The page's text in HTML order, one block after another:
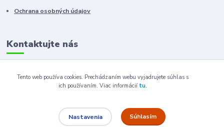
Ochrana osobných údajov
Kontaktujte nás
+421 910 222 333
+421 52 788 46 41
sales@elron.eu.sk
Tento web používa cookies. Prechádzaním webu vyjadrujete súhlas s
ich používaním. Viac informácií tu.
Nastavenia Súhlasím